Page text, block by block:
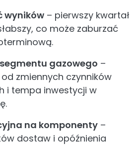
wyników – pierwszy kwartał
co może zaburzać
gazowego –
zmiennych czynników
i tempa inwestycji w
na komponenty –
dostaw i opóźnienia